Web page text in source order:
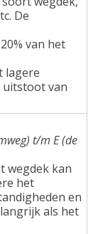
De
van het
lagere
van
t/m E (de
wegdek kan
het
en
als het